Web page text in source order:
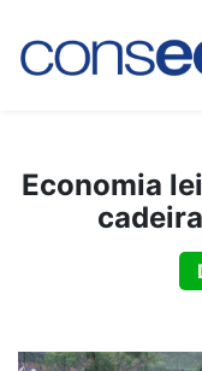
Economia